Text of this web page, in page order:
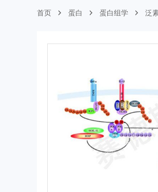
首页 蛋白 蛋白组学 泛